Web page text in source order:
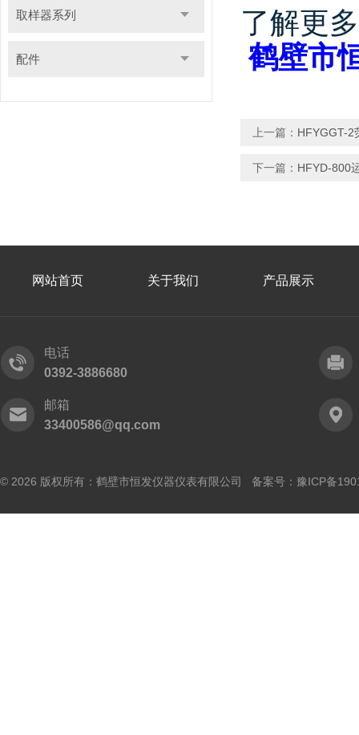
取样器系列
配件
了解更多
鹤壁市
上一篇： HFYGGT-2
下一篇： HFYD-800
网站首页 关于我们 产品展示
电话
0392-3886680
邮箱
33400586@qq.com
© 2026 版权所有：鹤壁市恒发仪器仪表有限公司 备案号： 豫ICP备